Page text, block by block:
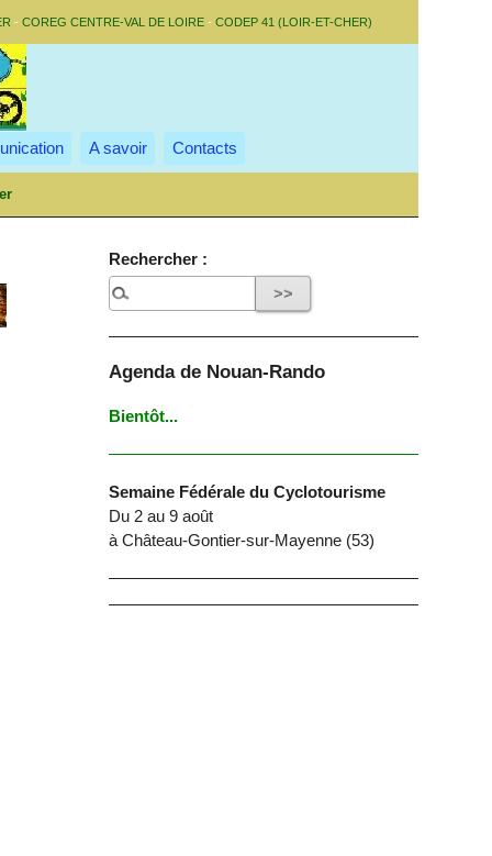
- COREG CENTRE-VAL DE LOIRE - CODEP 41 (LOIR-ET-CHER)
A savoir Contacts
Rechercher :
Agenda de Nouan-Rando
Bientôt...
Semaine Fédérale du Cyclotourisme
Du 2 au 9 août
à Château-Gontier-sur-Mayenne (53)